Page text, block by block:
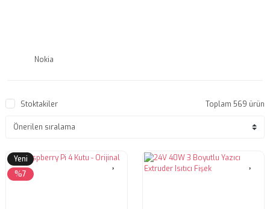
Nokia
Stoktakiler Toplam 569 ürün
Yeni
%7